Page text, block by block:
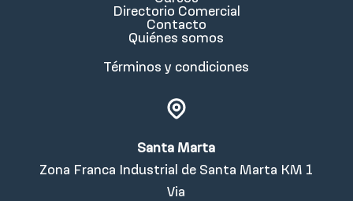
Directorio Comercial
Contacto
Quiénes somos
Términos y condiciones
Santa Marta
Zona Franca Industrial de Santa Marta KM 1
Via